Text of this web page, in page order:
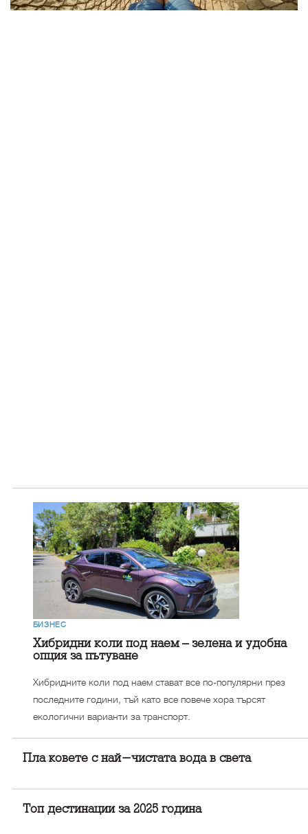
БИЗНЕС
Хибридни коли под наем – зелена и удобна
опция за пътуване
Хибридните коли под наем стават все по-популярни през
последните години, тъй като все повече хора търсят
екологични варианти за транспорт.
Плажовете с най-чистата вода в света
Топ дестинации за 2025 година